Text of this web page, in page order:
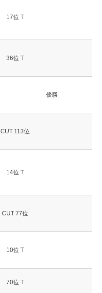
17位 T
36位 T
優勝
CUT 113位
14位 T
CUT 77位
10位 T
70位 T